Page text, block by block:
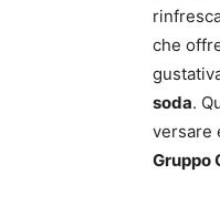
che
soda.
versare
Gruppo